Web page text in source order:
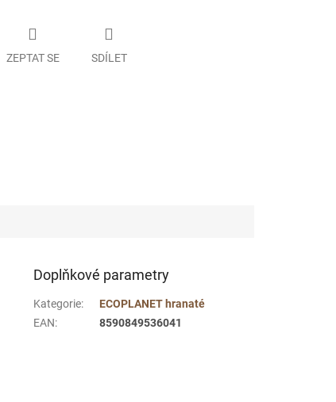
ZEPTAT SE SDÍLET
Doplňkové parametry
Kategorie:
ECOPLANET hranaté
EAN: 8590849536041